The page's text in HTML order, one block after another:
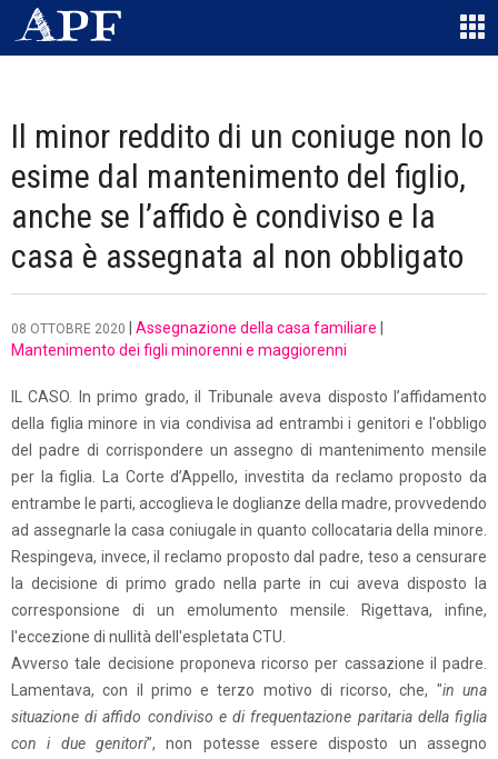
Il minor reddito di un coniuge non lo
esime dal mantenimento del figlio,
anche se l’affido è condiviso e la
casa è assegnata al non obbligato
08 OTTOBRE 2020 Assegnazione della casa familiare
Mantenimento dei figli minorenni e maggiorenni
IL CASO. In primo grado, il Tribunale aveva disposto l’affidamento
della figlia minore in via condivisa ad entrambi i genitori e l'obbligo
del padre di corrispondere un assegno di mantenimento mensile
per la figlia. La Corte d’Appello, investita da reclamo proposto da
entrambe le parti, accoglieva le doglianze della madre, provvedendo
ad assegnarle la casa coniugale in quanto collocataria della minore.
Respingeva, invece, il reclamo proposto dal padre, teso a censurare
la decisione di primo grado nella parte in cui aveva disposto la
corresponsione di un emolumento mensile. Rigettava, infine,
l'eccezione di nullità dell'espletata CTU.
Avverso tale decisione proponeva ricorso per cassazione il padre.
Lamentava, con il primo e terzo motivo di ricorso, che, "in una
situazione di affido condiviso e di frequentazione paritaria della figlia
con i due genitori”, non potesse essere disposto un assegno